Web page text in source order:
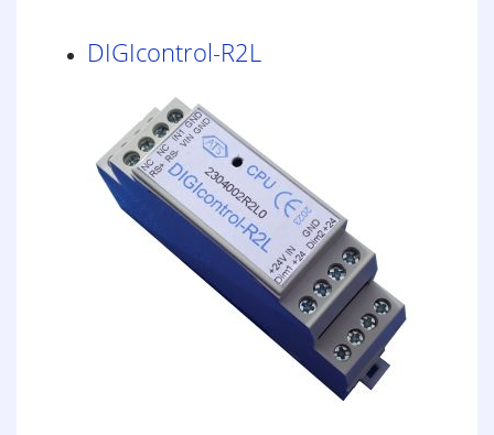
DIGIcontrol-R2L